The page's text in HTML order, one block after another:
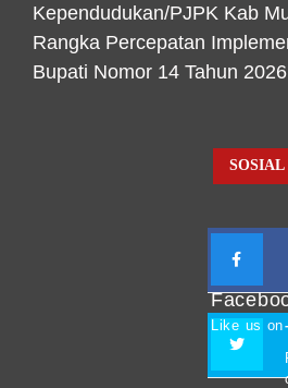
Kependudukan/PJPK Kab
Rangka Percepatan
Bupati Nomor 14 Tahun
Like us on